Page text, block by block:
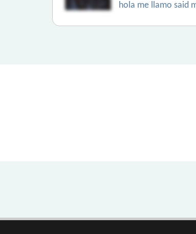
hola me llamo said